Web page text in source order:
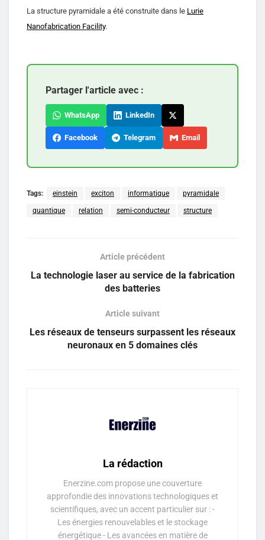
La structure pyramidale a été construite dans le Lurie
Nanofabrication Facility.
Partager l'article avec :
WhatsApp LinkedIn
Facebook Telegram Email
Tags: einstein exciton informatique pyramidale
quantique relation semi-conducteur structure
Article précédent
La technologie laser au service de la fabrication
des batteries
Article suivant
Les réseaux de tenseurs surpassent les réseaux
neuronaux en 5 domaines clés
La rédaction
Enerzine.com propose une couverture
approfondie des innovations technologiques et
scientifiques, avec un accent particulier sur : -
Les énergies renouvelables et le stockage
énergétique - Les avancées en matière de